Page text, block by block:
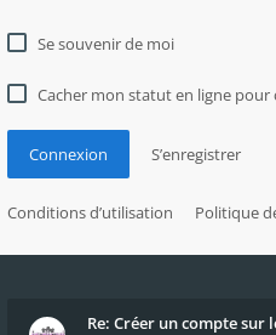
Se souvenir de moi
Cacher mon statut en ligne pour
Connexion S’enregistrer
Conditions d’utilisation Politique
Re: Créer un compte